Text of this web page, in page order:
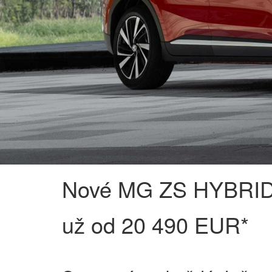
Nové MG ZS
už od 20 490 EUR*